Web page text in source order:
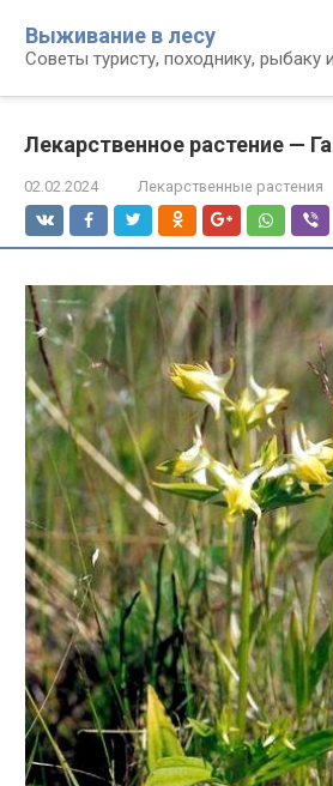
контенту
Выживание в лесу
Советы туристу, походнику, рыбаку
Лекарственное растение —
02.02.2024 Лекарственные растения